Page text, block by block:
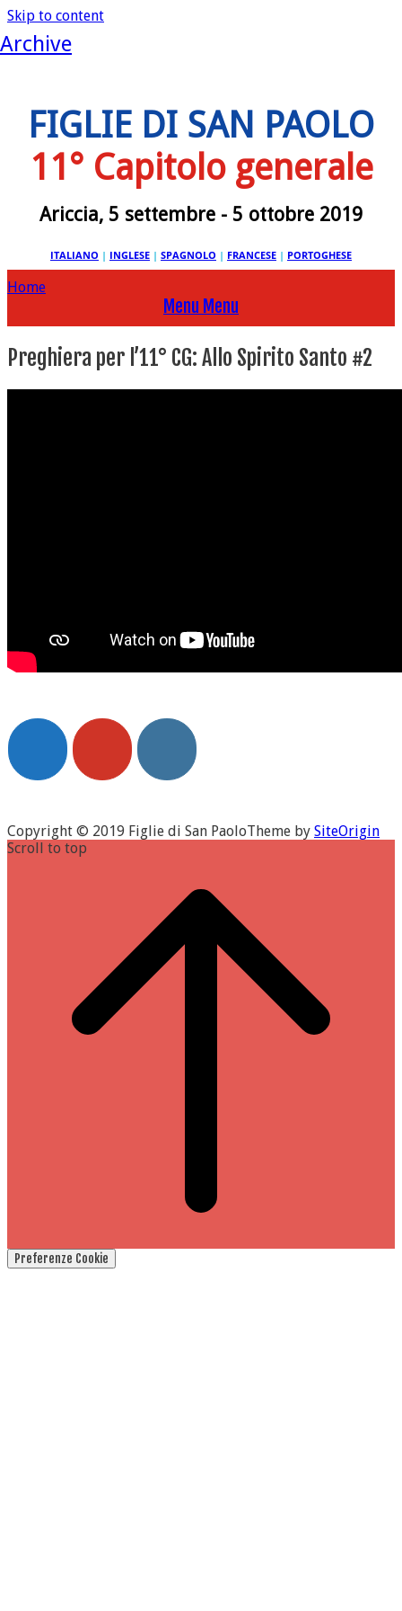
Skip to content
FIGLIE DI SAN PAOLO
11° Capitolo generale
Ariccia, 5 settembre - 5 ottobre 2019
ITALIANO | INGLESE | SPAGNOLO | FRANCESE | PORTOGHESE
Home
Menu Menu
Archive
Preghiera per l’11° CG: Allo Spirito Santo #2
Copyright © 2019 Figlie di San PaoloTheme by SiteOrigin
Scroll to top
Preferenze Cookie